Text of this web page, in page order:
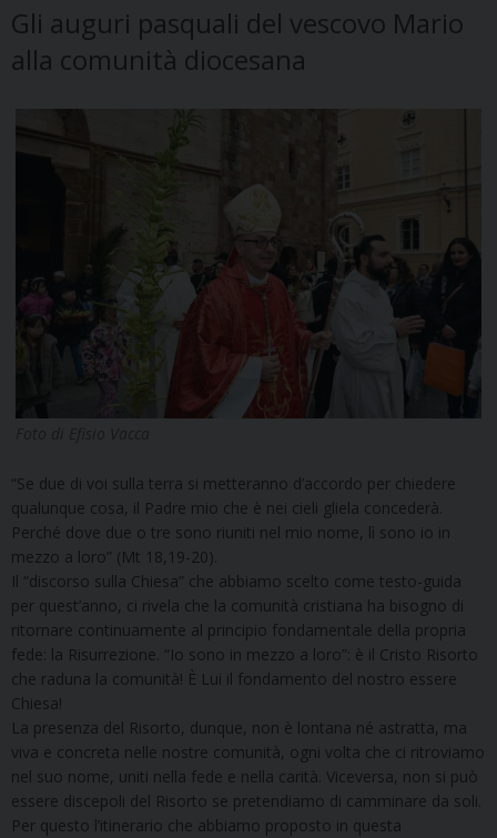
Gli auguri pasquali del vescovo Mario
alla comunità diocesana
“Se due di voi sulla terra si metteranno d’accordo per chiedere
qualunque cosa, il Padre mio che è nei cieli gliela concederà.
Perché dove due o tre sono riuniti nel mio nome, lì sono io in
mezzo a loro” (Mt 18,19-20).
Il “discorso sulla Chiesa” che abbiamo scelto come testo-guida
per quest’anno, ci rivela che la comunità cristiana ha bisogno di
ritornare continuamente al principio fondamentale della propria
fede: la Risurrezione. “Io sono in mezzo a loro”: è il Cristo Risorto
che raduna la comunità! È Lui il fondamento del nostro essere
Chiesa!
La presenza del Risorto, dunque, non è lontana né astratta, ma
viva e concreta nelle nostre comunità, ogni volta che ci ritroviamo
nel suo nome, uniti nella fede e nella carità. Viceversa, non si può
essere discepoli del Risorto se pretendiamo di camminare da soli.
Per questo l’itinerario che abbiamo proposto in questa